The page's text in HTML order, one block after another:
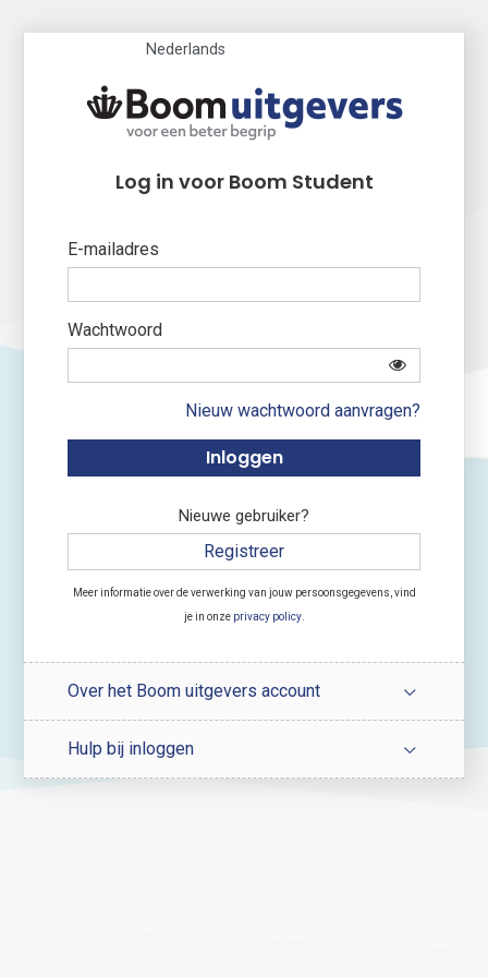
Nederlands
Log in voor Boom Student
E-mailadres
Wachtwoord
Nieuw wachtwoord aanvragen?
Nieuwe gebruiker?
Registreer
Meer informatie over de verwerking van jouw persoonsgegevens, vind
je in onze privacy policy.
Over het Boom uitgevers account
Hulp bij inloggen